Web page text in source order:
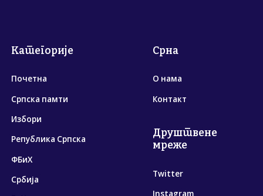
Категорије
Почетна
Српска памти
Избори
Република Српска
ФБиХ
Србија
Срна
О нама
Контакт
Друштвене
мреже
Twitter
Instagram